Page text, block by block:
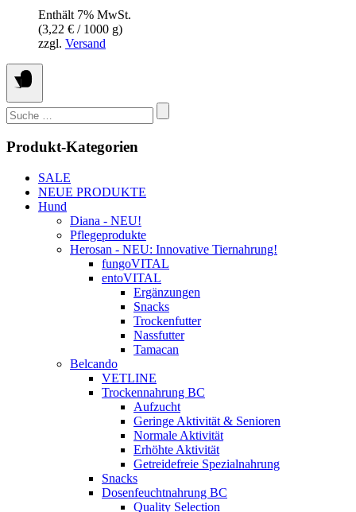
Enthält 7% MwSt.
(3,22 € / 1000 g)
zzgl. Versand
Suchen
nach:
Produkt-Kategorien
SALE
NEUE PRODUKTE
Hund
Diana - NEU!
Pflegeprodukte
Herosan - NEU: Innovative Tiernahrung!
fungoVITAL
entoVITAL
Ergänzungen
Snacks
Trockenfutter
Nassfutter
Tamacan
Belcando
VETLINE
Trockennahrung BC
Aufzucht
Geringe Aktivität & Senioren
Normale Aktivität
Erhöhte Aktivität
Getreidefreie Spezialnahrung
Snacks
Dosenfeuchtnahrung BC
Quality Selection